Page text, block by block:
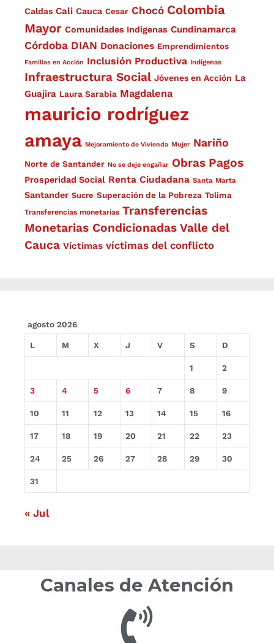
Caldas Cali Cauca Cesar Chocó Colombia
Mayor Comunidades Indígenas Cundinamarca
Córdoba DIAN Donaciones Emprendimientos
Familias en Acción Inclusión Productiva Indígenas
Infraestructura Social Jóvenes en Acción La
Guajira Laura Sarabia Magdalena
mauricio rodríguez
amaya Mejoramiento de Vivienda Mujer Nariño
Norte de Santander No se deje engañar Obras Pagos
Prosperidad Social Renta Ciudadana Santa Marta
Santander Sucre Superación de la Pobreza Tolima
Transferencias monetarias Transferencias
Monetarias Condicionadas Valle del
Cauca Víctimas víctimas del conflicto
agosto 2026
L M X J V S D
1 2
3 4 5 6 7 8 9
10 11 12 13 14 15 16
17 18 19 20 21 22 23
24 25 26 27 28 29 30
31
« Jul
Canales de Atención